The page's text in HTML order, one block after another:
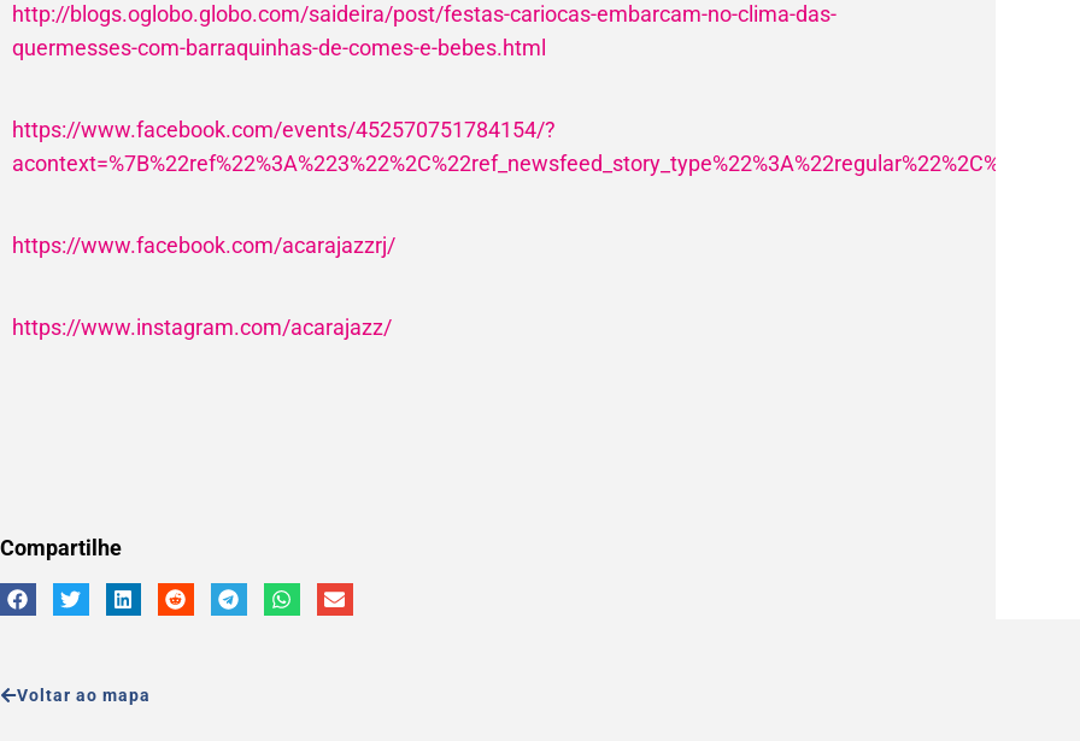
http://blogs.oglobo.globo.com/saideira/post/festas-cariocas-embarcam-no-clima-das-
quermesses-com-barraquinhas-de-comes-e-bebes.html
https://www.facebook.com/events/452570751784154/?
https://www.facebook.com/acarajazzrj/
https://www.instagram.com/acarajazz/
Compartilhe
Voltar ao mapa